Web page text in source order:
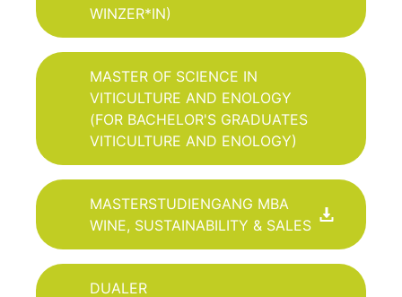
WINZER*IN)
MASTER OF SCIENCE IN
VITICULTURE AND ENOLOGY
(FOR BACHELOR'S GRADUATES
VITICULTURE AND ENOLOGY)
MASTERSTUDIENGANG MBA
WINE, SUSTAINABILITY & SALES
DUALER